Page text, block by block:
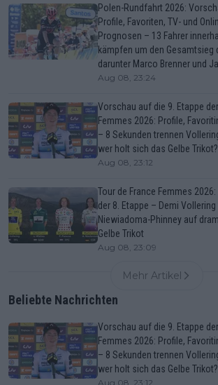
Polen-Rundfahrt 2026:
Profile, Favoriten, TV- und
Prognosen – 13 Fahrer
kämpfen um den Gesamtsieg
darunter Marco Brenner und
Aug 08, 23:24
Vorschau auf die 9. Etappe
Femmes 2026: Profile,
– 8 Sekunden trennen
wer holt sich das Gelbe Trikot?
Aug 08, 23:12
Tour de France Femmes
der 8. Etappe – Demi
Niewiadoma-Phinney auf
Gelbe Trikot
Aug 08, 23:09
Mehr Artikel
Beliebte Nachrichten
Vorschau auf die 9. Etappe
Femmes 2026: Profile,
– 8 Sekunden trennen
wer holt sich das Gelbe Trikot?
Aug 08, 23:12